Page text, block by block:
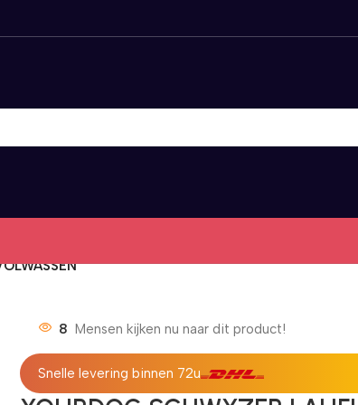
8 Mensen kijken nu naar dit product!
Snelle levering binnen 72u